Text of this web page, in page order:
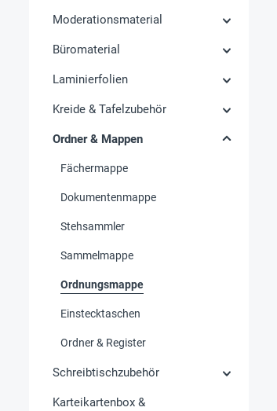
Moderationsmaterial
Büromaterial
Laminierfolien
Kreide & Tafelzubehör
Ordner & Mappen
Fächermappe
Dokumentenmappe
Stehsammler
Sammelmappe
Ordnungsmappe
Einstecktaschen
Ordner & Register
Schreibtischzubehör
Karteikartenbox &